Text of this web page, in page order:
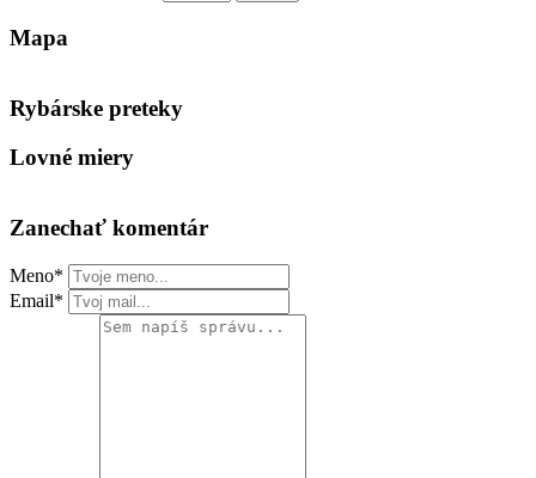
Mapa
Rybárske preteky
Lovné miery
Zanechať komentár
Meno*
Email*